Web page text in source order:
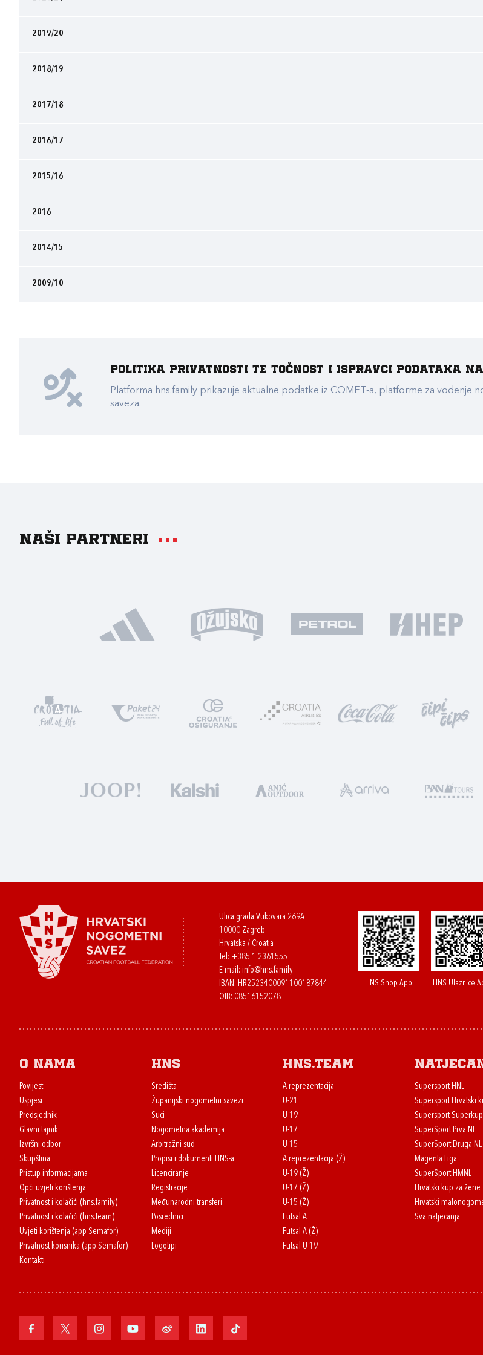
2019/20
2018/19
2017/18
2016/17
2015/16
2016
2014/15
2009/10
Politika privatnosti te točnost i ispravci podataka na
Platforma hns.family prikazuje aktualne podatke iz COMET-a, platforme za vođenje
saveza.
Naši partneri
Ulica grada Vukovara 269A
10000 Zagreb
Hrvatska / Croatia
Tel: +385 1 2361555
E-mail: info@hns.family
IBAN: HR2523400091100187844
OIB: 08516152078
HNS Shop App HNS Ulaznice
O nama
Povijest
Uspjesi
Predsjednik
Glavni tajnik
Izvršni odbor
Skupština
Pristup informacijama
Opći uvjeti korištenja
Privatnost i kolačići (hns.family)
Privatnost i kolačići (hns.team)
Uvjeti korištenja (app Semafor)
Privatnost korisnika (app Semafor)
Kontakti
HNS
Središta
Županijski nogometni savezi
Suci
Nogometna akademija
Arbitražni sud
Propisi i dokumenti HNS-a
Licenciranje
Registracije
Međunarodni transferi
Posrednici
Mediji
Logotipi
HNS.team
A reprezentacija
U-21
U-19
U-17
U-15
A reprezentacija (Ž)
U-19 (Ž)
U-17 (Ž)
U-15 (Ž)
Futsal A
Futsal A (Ž)
Futsal U-19
Supersport HNL
Supersport Hrvatski
Supersport Superkup
SuperSport Prva NL
SuperSport Druga NL
Magenta Liga
SuperSport HMNL
Hrvatski kup za žene
Hrvatski
Sva natjecanja